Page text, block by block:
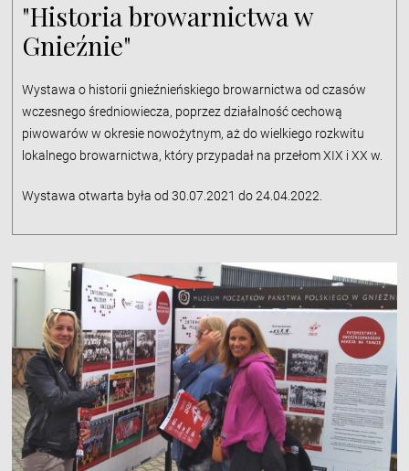
"Historia browarnictwa w
Gnieźnie"
Wystawa o historii gnieźnieńskiego browarnictwa od czasów
wczesnego średniowiecza, poprzez działalność cechową
piwowarów w okresie nowożytnym, aż do wielkiego rozkwitu
lokalnego browarnictwa, który przypadał na przełom XIX i XX w.
Wystawa otwarta była od 30.07.2021 do 24.04.2022.